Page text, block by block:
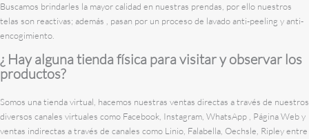
Buscamos brindarles la mayor calidad en nuestras prendas, por ello nuestros
telas son reactivas; además , pasan por un proceso de lavado anti-peeling y anti-
encogimiento.
¿ Hay alguna tienda física para visitar y observar los
productos?
Somos una tienda virtual, hacemos nuestras ventas directas a través de nuestros
diversos canales virtuales como Facebook, Instagram, WhatsApp , Página Web y
ventas indirectas a través de canales como Linio, Falabella, Oechsle, Ripley entre